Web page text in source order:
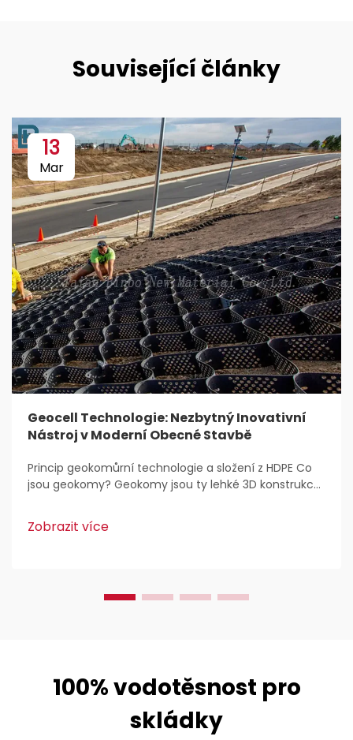
Související články
13
Mar
Geocell Technologie: Nezbytný Inovativní
Nástroj v Moderní Obecné Stavbě
Princip geokomůrní technologie a složení z HDPE Co
jsou geokomy? Geokomy jsou ty lehké 3D konstrukce,
půdy v rámci stavebních prací. Inženýři je zbožňují,
protože...
Zobrazit více
100% vodotěsnost pro
skládky